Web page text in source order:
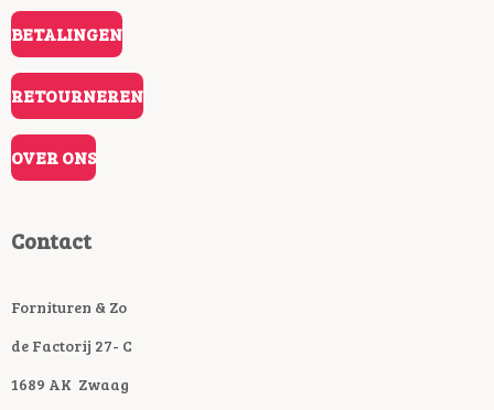
BETALINGEN
RETOURNEREN
OVER ONS
Contact
Fornituren & Zo
de Factorij 27- C
1689 AK Zwaag